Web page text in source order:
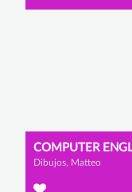
Dibujos, Matteo